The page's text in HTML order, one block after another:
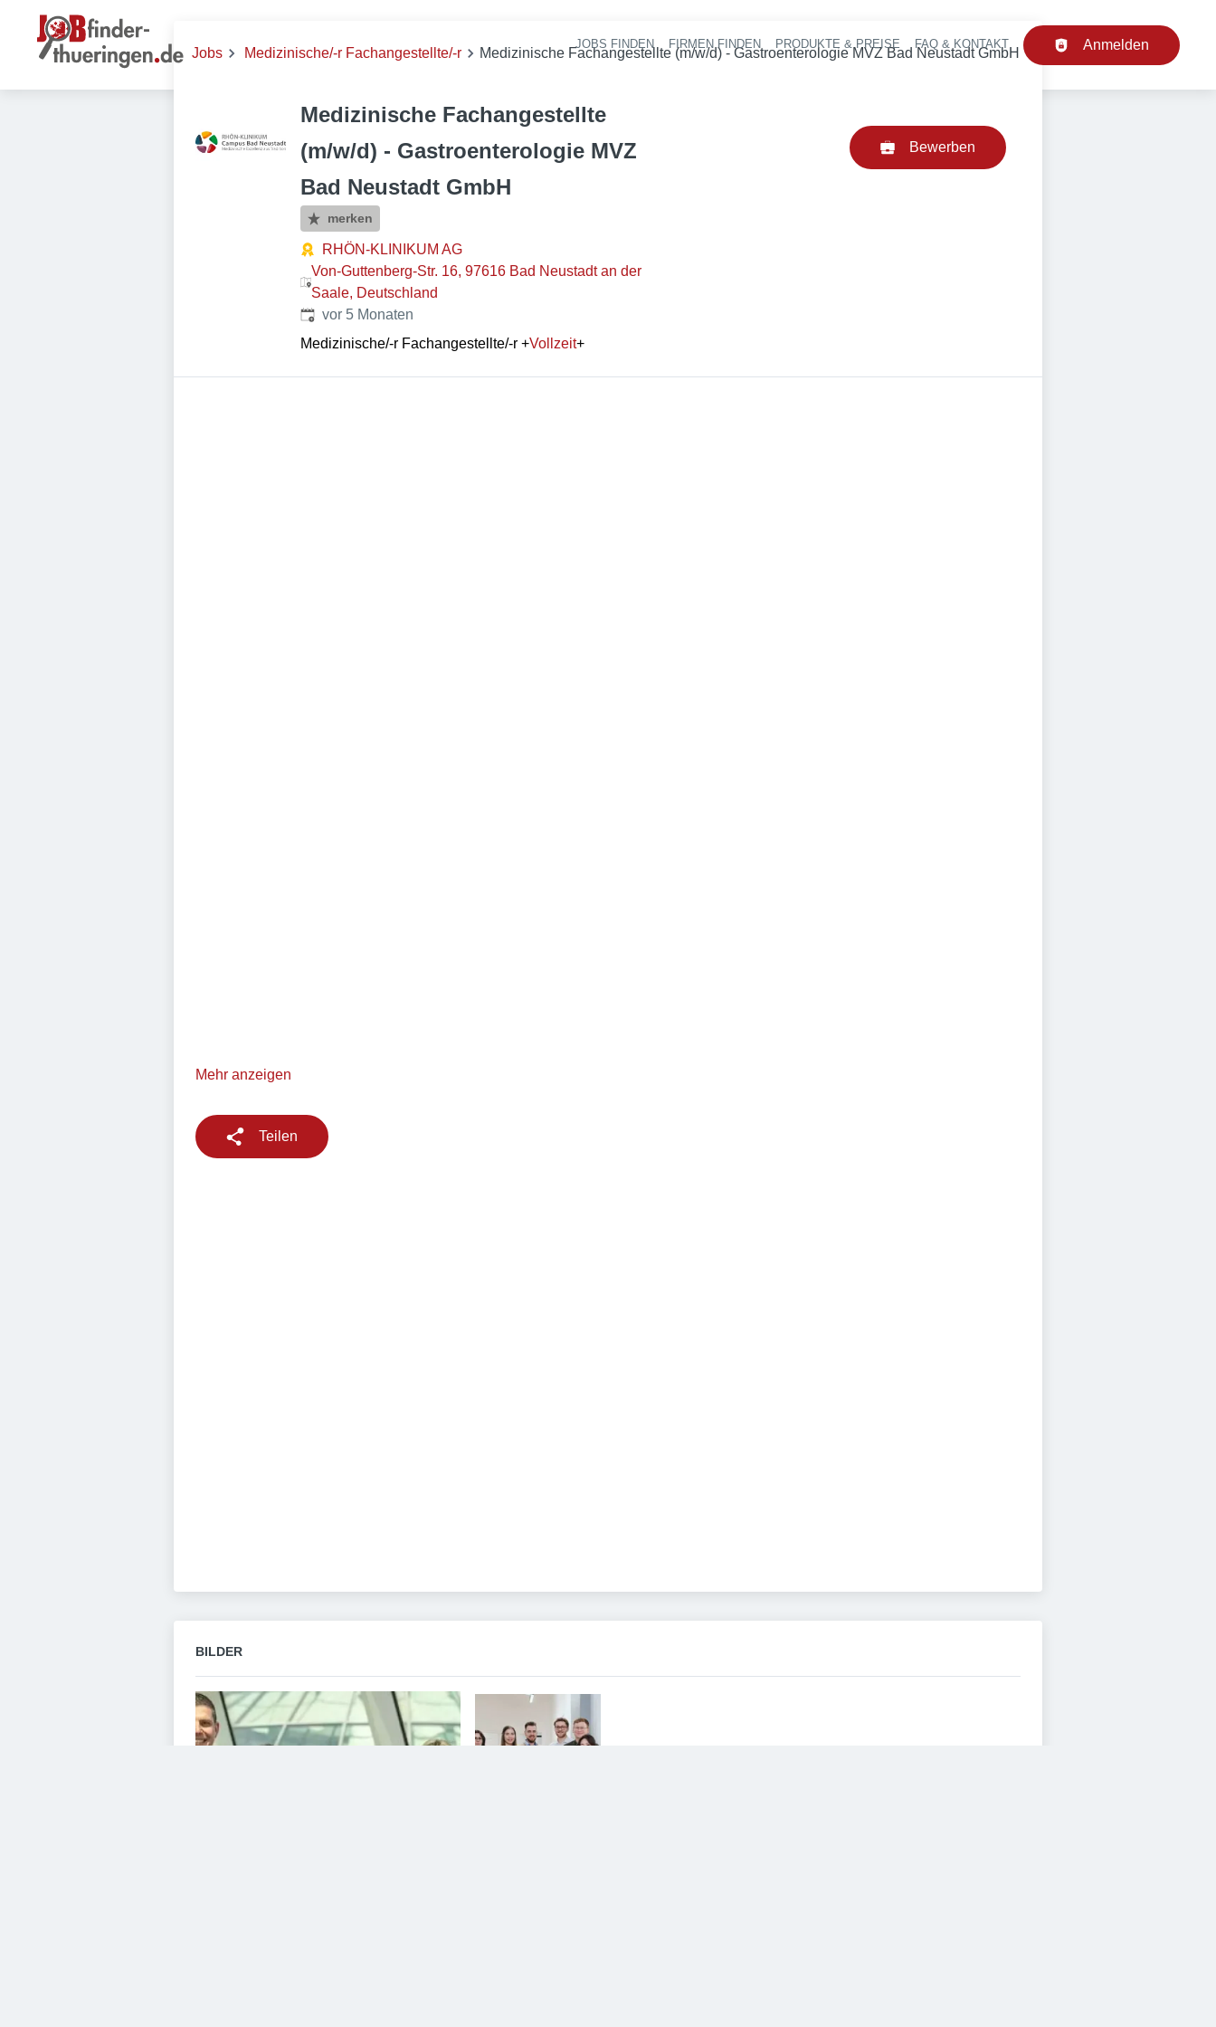
Haupt-Navigation
JOBS FINDEN FIRMEN FINDEN PRODUKTE & PREISE FAQ & KONTAKT Anmelden
Jobs Medizinische/-r Fachangestellte/-r Medizinische Fachangestellte (m/w/d) - Gastroenterologie MVZ Bad Neustadt GmbH
Medizinische Fachangestellte
(m/w/d) - Gastroenterologie MVZ
Bad Neustadt GmbH
merken
RHÖN-KLINIKUM AG
Von-Guttenberg-Str. 16, 97616 Bad Neustadt an der
Saale, Deutschland
Veröffentlicht:
vor 5 Monaten
Medizinische/-r Fachangestellte/-r +Vollzeit+
Bewerben
Mehr anzeigen
Teilen
BILDER